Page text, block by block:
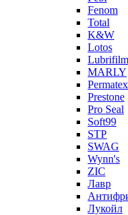
Fenom
Total
K&W
Lotos
MARLY
Permatex
Prestone
Pro Seal
Soft99
STP
SWAG
Wynn's
ZIC
Лавр
Лукойл